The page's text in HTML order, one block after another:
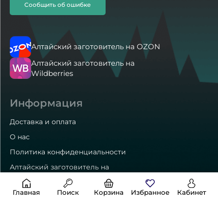
Сообщить об ошибке
Алтайский заготовитель на OZON
Алтайский заготовитель на
Wildberries
Информация
Доставка и оплата
О нас
Политика конфиденциальности
Алтайский заготовитель на
Главная Поиск Корзина Избранное Кабинет